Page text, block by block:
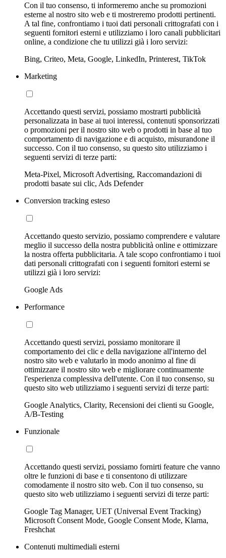
Con il tuo consenso, ti informeremo anche su promozioni
esterne al nostro sito web e ti mostreremo prodotti pertinenti.
A tal fine, confrontiamo i tuoi dati personali crittografati con i
seguenti fornitori esterni e utilizziamo i loro canali pubblicitari
online, a condizione che tu utilizzi già i loro servizi:
Bing, Criteo, Meta, Google, LinkedIn, Printerest, TikTok
Marketing
Accettando questi servizi, possiamo mostrarti pubblicità
personalizzata in base ai tuoi interessi, contenuti sponsorizzati
o promozioni per il nostro sito web o prodotti in base al tuo
comportamento di navigazione e di acquisto, misurandone il
successo. Con il tuo consenso, su questo sito utilizziamo i
seguenti servizi di terze parti:
Meta-Pixel, Microsoft Advertising, Raccomandazioni di
prodotti basate sui clic, Ads Defender
Conversion tracking esteso
Accettando questo servizio, possiamo comprendere e valutare
meglio il successo della nostra pubblicità online e ottimizzare
la nostra offerta pubblicitaria. A tale scopo confrontiamo i tuoi
dati personali crittografati con i seguenti fornitori esterni se
utilizzi già i loro servizi:
Google Ads
Performance
Accettando questi servizi, possiamo monitorare il
comportamento dei clic e della navigazione all'interno del
nostro sito web e valutarlo in modo anonimo al fine di
ottimizzare il nostro sito web e migliorare continuamente
l'esperienza complessiva dell'utente. Con il tuo consenso, su
questo sito web utilizziamo i seguenti servizi di terze parti:
Google Analytics, Clarity, Recensioni dei clienti su Google,
A/B-Testing
Funzionale
Accettando questi servizi, possiamo fornirti feature che vanno
oltre le funzioni di base e ti consentono di utilizzare
comodamente il nostro sito web. Con il tuo consenso, su
questo sito web utilizziamo i seguenti servizi di terze parti:
Google Tag Manager, UET (Universal Event Tracking)
Microsoft Consent Mode, Google Consent Mode, Klarna,
Freshchat
Contenuti multimediali esterni